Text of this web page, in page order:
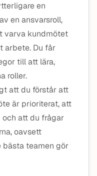
en
en ansvarsroll,
varva kundmötet
arbete. Du får
till att lära,
roller.
att du förstår att
är prioriterat, att
att du frågar
oavsett
bästa teamen gör